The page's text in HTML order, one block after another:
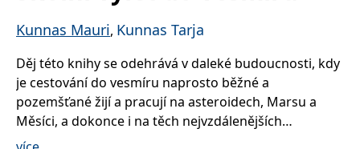
Kunnas Mauri, Kunnas Tarja
Děj této knihy se odehrává v daleké budoucnosti, kdy
je cestování do vesmíru naprosto běžné a
pozemšťané žijí a pracují na asteroidech, Marsu a
Měsíci, a dokonce i na těch nejvzdálenějších
hvězdách. Obyvatelé jiných galaxií už nejsou
PHPSESSID
PHP.net
www.bambook.cz
založenými
univerzální
identifikátor
používaný k
udržování